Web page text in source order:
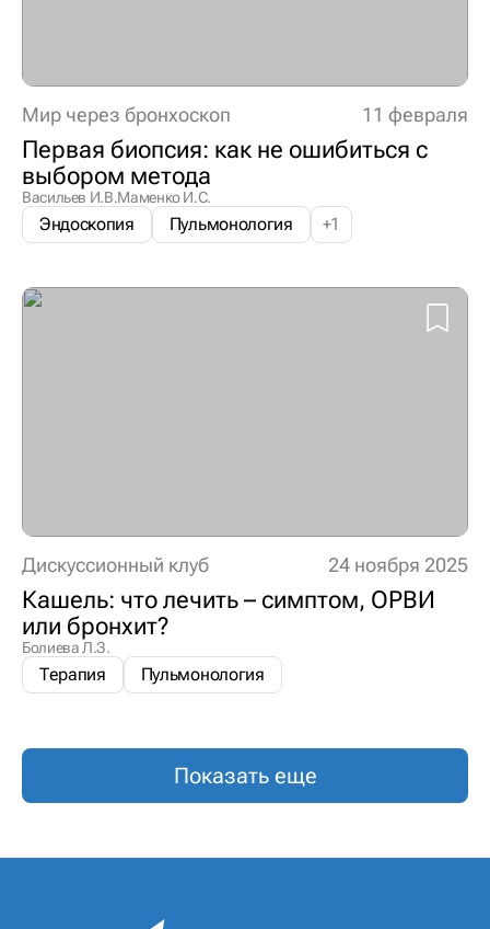
Мир через бронхоскоп 11 февраля
Первая биопсия: как не ошибиться с
выбором метода
Васильев И.В.Маменко И.С.
Эндоскопия Пульмонология +1
Дискуссионный клуб 24 ноября 2025
Кашель: что лечить – симптом, ОРВИ
или бронхит?
Болиева Л.З.
Терапия Пульмонология
Показать еще